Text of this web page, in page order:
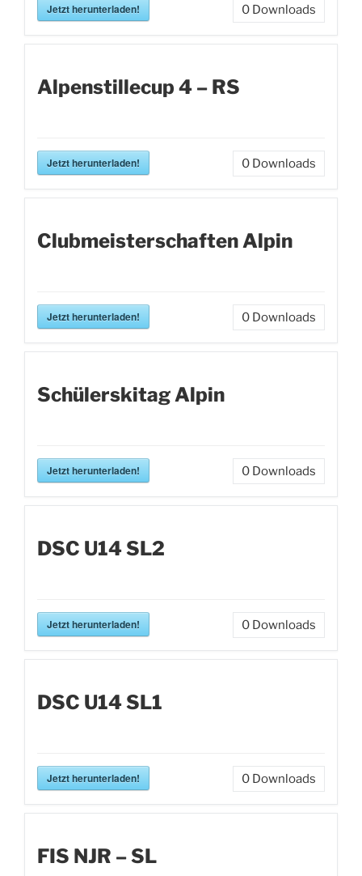
Jetzt herunterladen! 0 Downloads
Alpenstillecup 4 – RS
Jetzt herunterladen! 0 Downloads
Clubmeisterschaften Alpin
Jetzt herunterladen! 0 Downloads
Schülerskitag Alpin
Jetzt herunterladen! 0 Downloads
DSC U14 SL2
Jetzt herunterladen! 0 Downloads
DSC U14 SL1
Jetzt herunterladen! 0 Downloads
FIS NJR – SL